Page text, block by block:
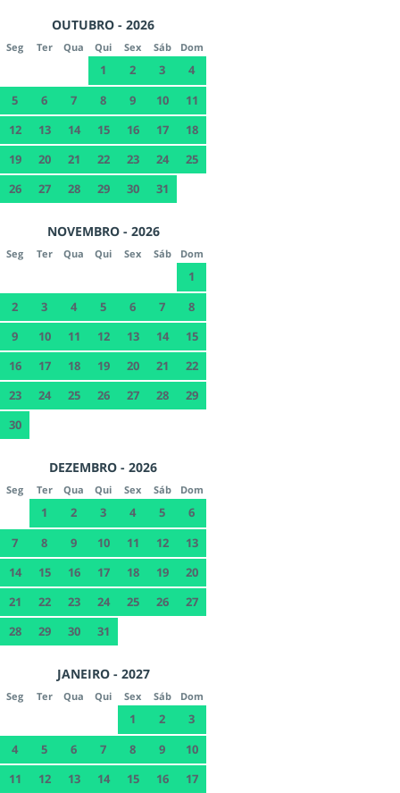
OUTUBRO - 2026
Seg Ter Qua Qui Sex Sáb Dom
1 2 3
4
5
6 7 8 9 10
11
12
13 14 15 16 17
18
19
20 21 22 23 24
25
26
27 28 29 30 31
NOVEMBRO - 2026
Seg Ter Qua Qui Sex Sáb Dom
1
2
3 4 5 6 7
8
9
10 11 12 13 14
15
16
17 18 19 20 21
22
23
24 25 26 27 28
29
30
DEZEMBRO - 2026
Seg Ter Qua Qui Sex Sáb Dom
1 2 3 4 5
6
7
8 9 10 11 12
13
14
15 16 17 18 19
20
21
22 23 24 25 26
27
28
29 30 31
JANEIRO - 2027
Seg Ter Qua Qui Sex Sáb Dom
1 2
3
4
5 6 7 8 9
10
11
12 13 14 15 16
17